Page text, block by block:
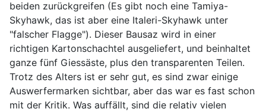
beiden zurückgreifen (Es gibt noch eine Tamiya-
Skyhawk, das ist aber eine Italeri-Skyhawk unter
"falscher Flagge"). Dieser Bausaz wird in einer
richtigen Kartonschachtel ausgeliefert, und beinhaltet
ganze fünf Giessäste, plus den transparenten Teilen.
Trotz des Alters ist er sehr gut, es sind zwar einige
Auswerfermarken sichtbar, aber das war es fast schon
mit der Kritik. Was auffällt, sind die relativ vielen